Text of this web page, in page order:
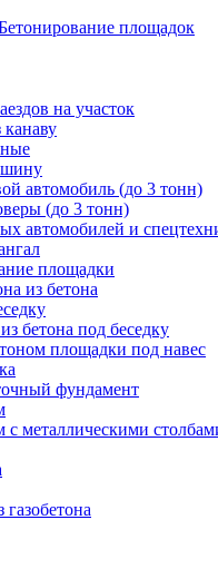
площадок
на участок
канаву
автомобиль (до 3 тонн)
(до 3 тонн)
автомобилей и
площадки
из бетона
бетона под беседку
площадки под навес
фундамент
с металлическими
газобетона